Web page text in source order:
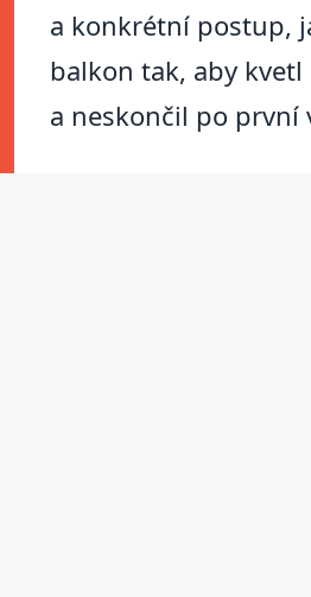
a konkrétní postup,
balkon tak, aby kvetl
a neskončil po první